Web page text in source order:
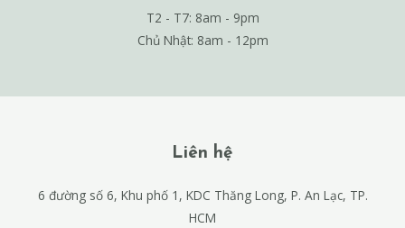
T2 - T7: 8am - 9pm
Chủ Nhật: 8am - 12pm
Liên hệ
6 đường số 6, Khu phố 1, KDC Thăng Long, P. An Lạc, TP.
HCM